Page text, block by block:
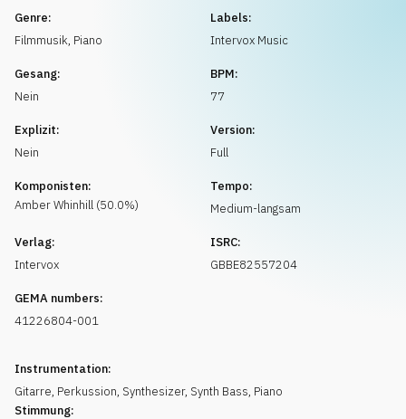
Genre:
Filmmusik, Piano
Labels:
Intervox Music
Gesang:
Nein
BPM:
77
Explizit:
Nein
Version:
Full
Komponisten:
AmberWhinhill (50.0%)
Tempo:
Medium-langsam
Verlag:
Intervox
ISRC:
GBBE82557204
GEMA numbers:
41226804-001
Instrumentation:
Gitarre, Perkussion, Synthesizer, Synth Bass, Piano
Stimmung: